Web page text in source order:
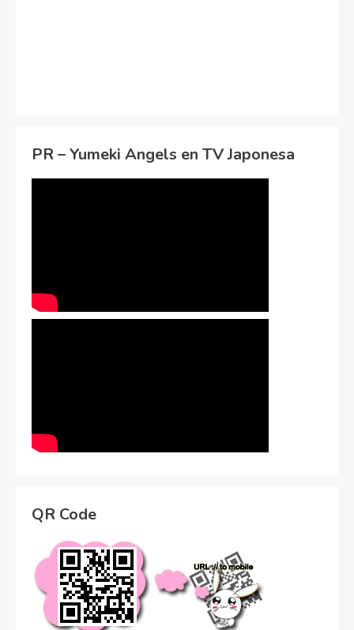
PR – Yumeki Angels en TV Japonesa
QR Code